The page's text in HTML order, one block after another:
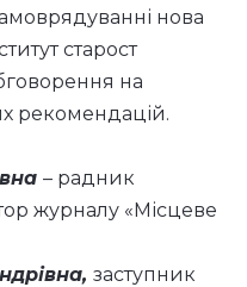
нова
старост
на
рекомендацій.
– радник
журналу «Місцеве
заступник